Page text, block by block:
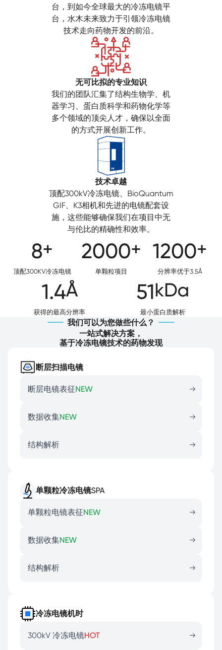
台，到如今全球最大的冷冻电镜平
台，水木未来致力于引领冷冻电镜
技术走向药物开发的前沿。
无可比拟的专业知识
我们的团队汇集了结构生物学、机
器学习、蛋白质科学和药物化学等
多个领域的顶尖人才，确保以全面
的方式开展创新工作。
技术卓越
顶配300kV冷冻电镜、BioQuantum
GIF、K3相机和先进的电镜配套设
施，这些能够确保我们在项目中无
与伦比的精确性和效率。
8+
顶配300KV冷冻电镜
2000+
单颗粒项目
1200+
分辨率优于3.5Å
1.4Å
获得的最高分辨率
51kDa
最小蛋白质解析
我们可以为您做些什么？
一站式解决方案，
基于冷冻电镜技术的药物发现
断层扫描电镜
断层电镜表征NEW
数据收集NEW
结构解析
单颗粒冷冻电镜SPA
单颗粒电镜表征NEW
数据收集NEW
结构解析
冷冻电镜机时
300kV 冷冻电镜HOT